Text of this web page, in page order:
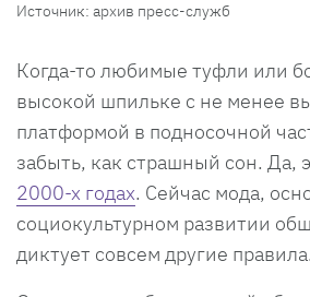
Источник: архив пресс-служб
Когда-то любимые туфли или
высокой шпильке с не менее
платформой в подносочной
забыть, как страшный сон. Да,
2000-х годах. Сейчас мода,
социокультурном развитии
диктует совсем другие правила.